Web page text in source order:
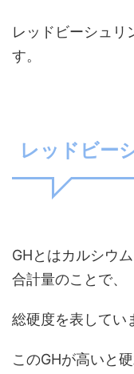
レッドビーシュリ
す。
レッドビー
GHとはカルシウ
合計量のことで、
総硬度を表してい
このGHが高いと